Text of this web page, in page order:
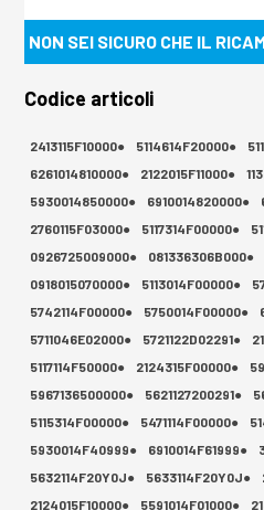
NON SEI SICURO CHE IL
Codice articoli
2413115F10000● 5114614F20000●
6261014810000●
2122015F11000●
5930014850000●
6910014820000●
2760115F03000●
5117314F00000●
0926725009000●
081336306B000●
0918015070000●
5113014F00000●
5742114F00000●
5750014F00000●
5711046E02000●
5721122D02291●
5117114F50000●
2124315F00000●
5967136500000●
5621127200291●
5115314F00000●
5471114F00000●
5930014F40999●
6910014F61999●
5632114F20Y0J●
5633114F20Y0J●
2124015F10000●
5591014F01000●